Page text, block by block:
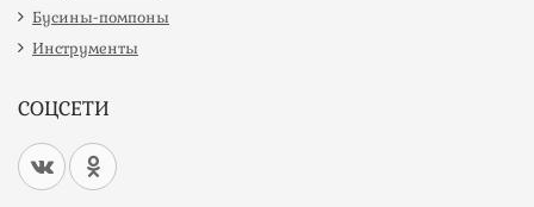
Бусины-помпоны
Инструменты
СОЦСЕТИ